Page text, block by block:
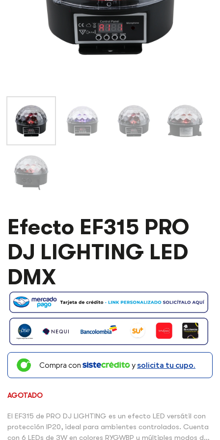
Efecto EF315 PRO
DJ LIGHTING LED
DMX
Compra con y solicita tu cupo.
AGOTADO
El EF315 de PRO DJ LIGHTING es un efecto LED versátil con
protección IP20, ideal para ambientes controlados. Cuenta
con 6 LEDs de 3W en colores RYGWBP y múltiples modos de